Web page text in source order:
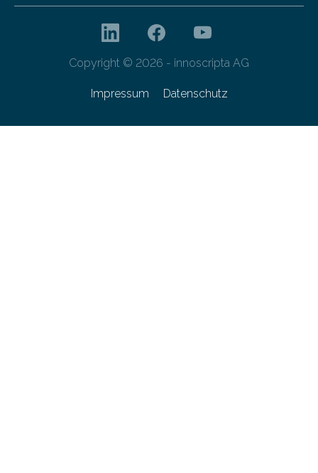
Copyright © 2026 - innoscripta AG
Impressum Datenschutz